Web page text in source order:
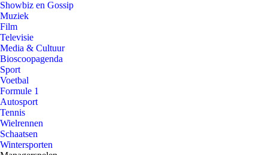
Showbiz en Gossip
Muziek
Film
Televisie
Media & Cultuur
Bioscoopagenda
Sport
Voetbal
Formule 1
Autosport
Tennis
Wielrennen
Schaatsen
Wintersporten